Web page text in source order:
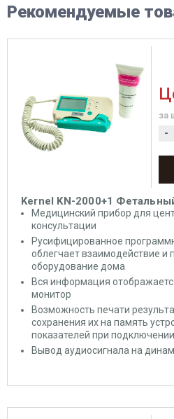
Рекомендуемые
Kernel KN-2000+1
Медицинский прибор для
консультации
Русифицированное
облегчает взаимодействие и
оборудование дома
Вся информация
монитор
Возможность печати
сохранения их на память
показателей при
Вывод аудиосигнала на
за
-